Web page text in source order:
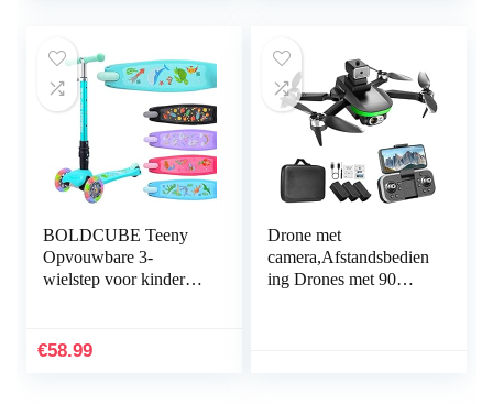
BOLDCUBE Teeny
Opvouwbare 3-
wielstep voor kinderen
pushscooter met led…
€58.99
Drone met
camera,Afstandsbedien
ing Drones met 90